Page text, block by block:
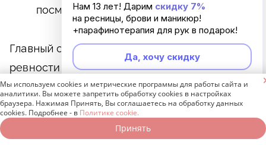
посмотрите правде в глаза.
Главный совет:нужно не избавляться от
ревности к мужу или парню, а решать
проблемы, которые действительно есть в
ваших отношениях.
Нам 13 лет! Дарим скидку 7%
на ресницы, брови и маникюр!
+парафинотерапия для рук в подарок!
Да, хочу скидку
Неинтересно
Мы используем cookies и метрические программы для работы сайта и
аналитики. Вы можете запретить обработку cookies в настройках
браузера. Нажимая Принять, Вы соглашаетесь на обработку данных
cookies. Подробнее - в Политике cookie.
Принять